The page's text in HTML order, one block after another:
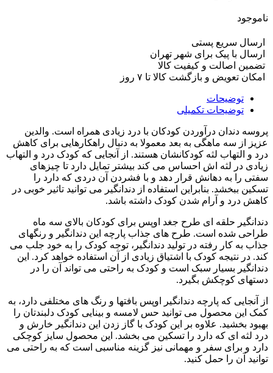
ناموجود
ارسال سریع پستی
ارسال با پیک برای شهر تهران
تضمین اصالت و کیفیت کالا
امکان تعویض و بازگشت کالا تا ۷ روز
توضیحات
توضیحات تکمیلی
پروسه دندان درآوردن کودکان با درد زیادی همراه است. والدین
عزیز از سه ماهگی به بعد معمولا به دنبال راهکارهایی برای کاهش
درد و التهاب لثه کودکانشان هستند. از آنجایی که کودک درد و التهاب
زیادی در لثه اش احساس می کند بیشتر تمایل دارد تا چیزهای
سفتی را به دهانش قرار دهد و با فشردن آن دردی که دارد را
تسکین ببخشد. بنابراین استفاده از دندانگیر می توانید تاثیر خوبی در
کاهش درد و آرام شدن کودک داشته باشد.
دندانگیر حلقه ای طرح جغد اوپس برای کودکان بالای سه ماه
طراحی شده است. طرح های جذاب پارچه این دندانگیر و رنگهای
جذاب به کار رفته در تولید دندانگیر، توجه کودک را به خود جلب می
کند. در نتیجه کودک با اشتیاق زیادی از آن استفاده خواهد کرد. این
دندانگیر بسیار سبک است و کودک به راحتی می تواند آن را در
دستهای کوچکش بگیرد.
از آنجایی که پارچه دندانگیر اوپس بافتها و رنگ های مختلفی دارد، به
کمک این محصول می توانید حس لامسه و بینایی کودک دلبندتان را
بهبود بخشید. علاوه بر این کودک با گاز زدن این دندانگیر خارش و
درد لثه ای که دارد را تسکین می بخشد. این محصول سایز کوچکی
دارد و برای سفر و مهمانی نیز گزینه مناسبی است که به راحتی می
توانید آن را حمل کنید.